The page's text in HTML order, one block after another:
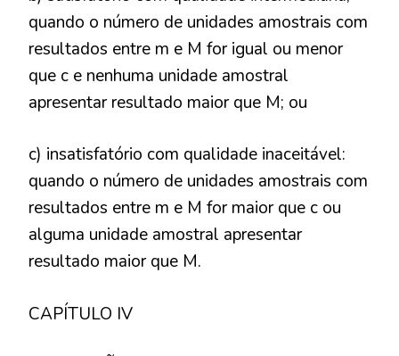
quando o número de unidades amostrais com
resultados entre m e M for igual ou menor
que c e nenhuma unidade amostral
apresentar resultado maior que M; ou
c) insatisfatório com qualidade inaceitável:
quando o número de unidades amostrais com
resultados entre m e M for maior que c ou
alguma unidade amostral apresentar
resultado maior que M.
CAPÍTULO IV